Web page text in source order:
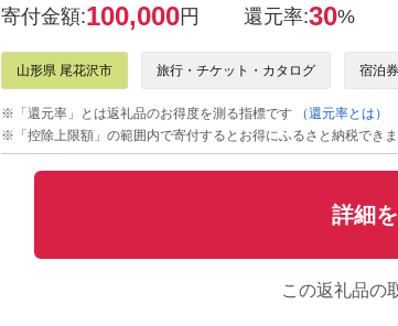
寄付金額:100,000円 還元率:30%
山形県 尾花沢市 旅行・チケット・カタログ 宿泊
※「還元率」とは返礼品のお得度を測る指標です
（還元率とは）
※「控除上限額」の範囲内で寄付するとお得にふるさと納税でき
詳細
この返礼品の